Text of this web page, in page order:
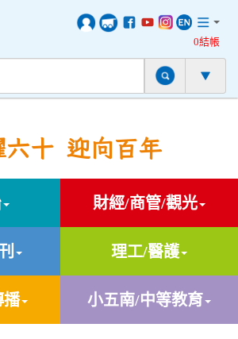
0結帳
六十 迎向百年
財經/商管/觀光
理工/醫護
播 小五南/中等教育